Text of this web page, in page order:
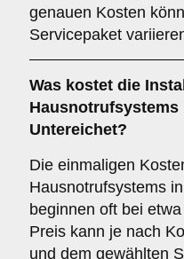
genauen Kosten
Servicepaket
Was kostet die
Hausnotrufsystems
Untereichet?
Die einmaligen
Hausnotrufsystems
beginnen oft bei
Preis kann je nach
und dem gewählten